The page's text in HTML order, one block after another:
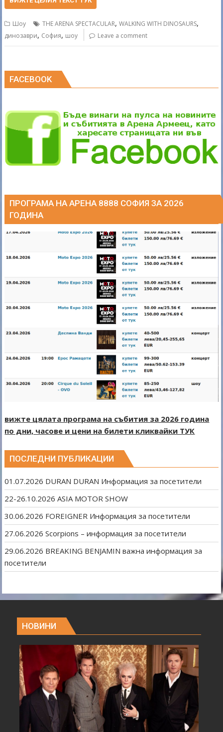
itt
er
e
b
o
o
k
ar
e
Шоу THE ARENA SPECTACULAR,WALKING WITH DINOSAURS,
динозаври, София, шоу Leave a comment
FACEBOOK
ПРОГРАМА НА АРЕНА 8888 СОФИЯ ЗА 2026
ГОДИНА
вижте цялата програма на събития за 2026 година
по дни, часове и цени на билети кликвайки ТУК
ПОСЛЕДНИ ПУБЛИКАЦИИ
01.07.2026 DURAN DURAN Информация за посетители
22-26.10.2026 ASIA MOTOR SHOW
30.06.2026 FOREIGNER Информация за посетители
27.06.2026 Scorpions – информация за посетители
29.06.2026 BREAKING BENJAMIN важна информация за
посетители
НОВИНИ